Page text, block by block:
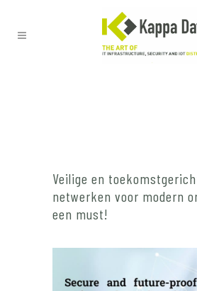
Veilige en
netwerken voor modern
een must!